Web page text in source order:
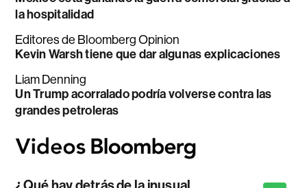
la hospitalidad
Editores de Bloomberg Opinion
Kevin Warsh tiene que dar algunas explicaciones
Liam Denning
Un Trump acorralado podría volverse contra las
grandes petroleras